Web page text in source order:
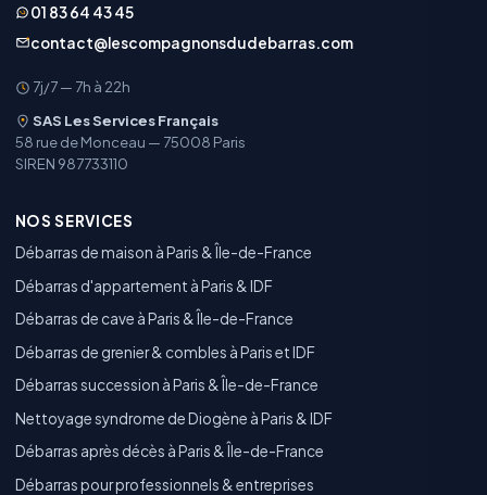
01 83 64 43 45
contact@lescompagnonsdudebarras.com
7j/7 — 7h à 22h
SAS Les Services Français
58 rue de Monceau — 75008 Paris
SIREN 987733110
NOS SERVICES
Débarras de maison à Paris & Île-de-France
Débarras d'appartement à Paris & IDF
Débarras de cave à Paris & Île-de-France
Débarras de grenier & combles à Paris et IDF
Débarras succession à Paris & Île-de-France
Nettoyage syndrome de Diogène à Paris & IDF
Débarras après décès à Paris & Île-de-France
Débarras pour professionnels & entreprises